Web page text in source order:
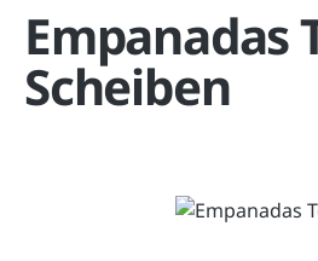
Empanadas
Scheiben